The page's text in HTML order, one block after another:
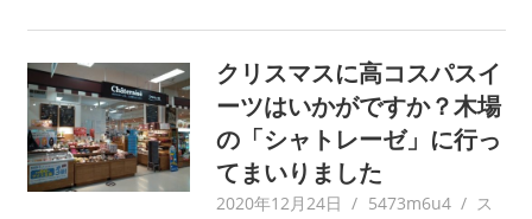
クリスマスに高コスパスイ
ーツはいかがですか？木場
の「シャトレーゼ」に行っ
てまいりました
2020年12月24日 5473m6u4
ス